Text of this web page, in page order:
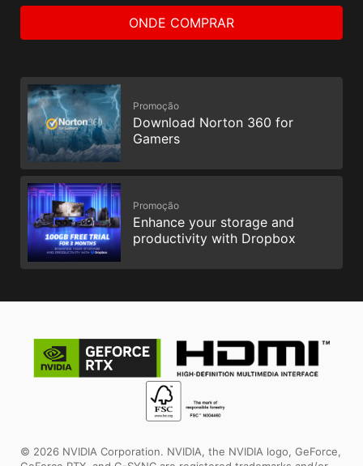
ONDE COMPRAR
Promoção
Download Norton 360 for
Gamers
Promoção
Enhance your storage and
productivity with Dropbox
© 2026 NVIDIA Corporation. NVIDIA, the NVIDIA logo, GeForce,